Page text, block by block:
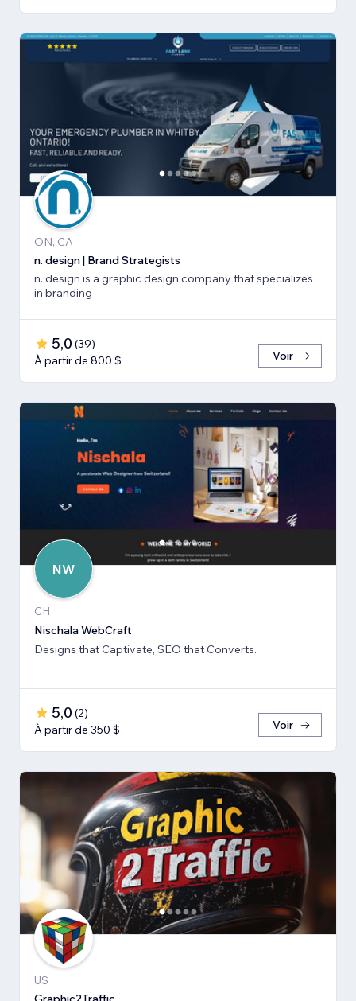
ON, CA
n. design | Brand Strategists
n. design is a graphic design company that specializes
in branding
5,0 (39)
À partir de 800 $
Voir
NW
CH
Nischala WebCraft
Designs that Captivate, SEO that Converts.
5,0 (2)
À partir de 350 $
Voir
US